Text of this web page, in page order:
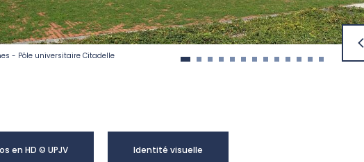
- Pôle universitaire Citadelle
en HD © UPJV Identité visuelle